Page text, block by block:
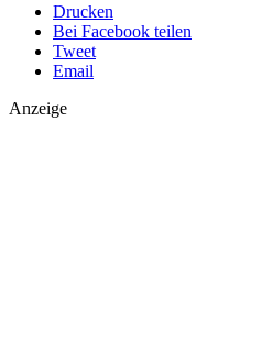
Drucken
Bei Facebook teilen
Tweet
Email
Anzeige